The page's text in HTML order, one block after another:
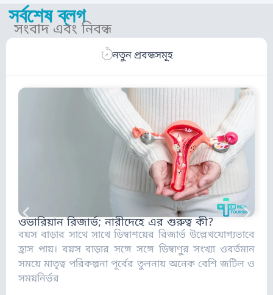
সর্বশেষ ব্লগ
সংবাদ এবং নিবন্ধ
নতুন প্রবন্ধসমূহ
ওভারিয়ান রিজার্ভ; নারীদেহে এর গুরুত্ব কী?
বয়স বাড়ার সাথে সাথে ডিম্বাশয়ের রিজার্ভ উল্লেখযোগ্যভাবে
হ্রাস পায়। বয়স বাড়ার সঙ্গে সঙ্গে ডিম্বাণুর সংখ্যা ওবর্তমান
সময়ে মাতৃত্ব পরিকল্পনা পূর্বের তুলনায় অনেক বেশি জটিল ও
সময়নির্ভর